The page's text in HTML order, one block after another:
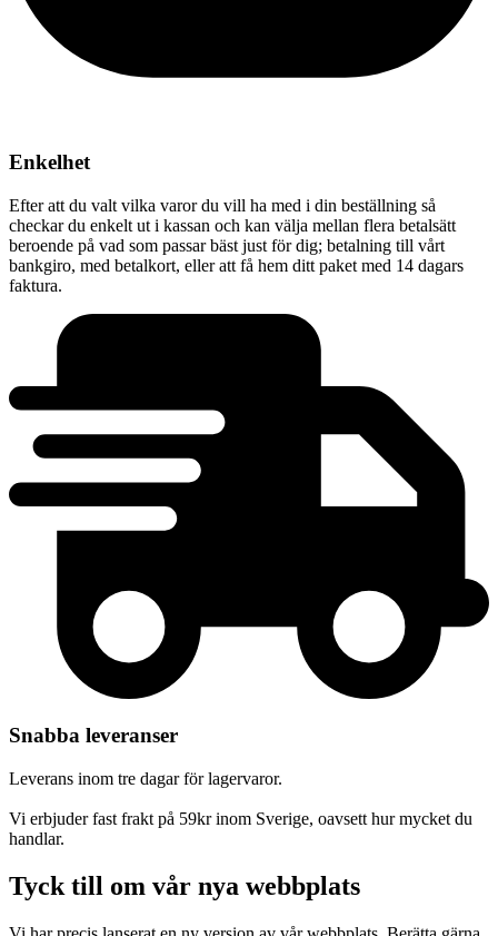
Enkelhet
Efter att du valt vilka varor du vill ha med i din beställning så
checkar du enkelt ut i kassan och kan välja mellan flera betalsätt
beroende på vad som passar bäst just för dig; betalning till vårt
bankgiro, med betalkort, eller att få hem ditt paket med 14 dagars
faktura.
Snabba leveranser
Leverans inom tre dagar för lagervaror.
Vi erbjuder fast frakt på 59kr inom Sverige, oavsett hur mycket du
handlar.
Tyck till om vår nya webbplats